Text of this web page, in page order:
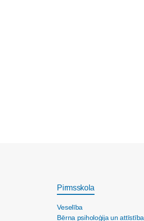
Pirmsskola
Veselība
Bērna psiholoģija un attīstība